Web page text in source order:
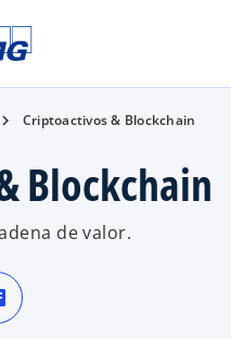
Criptoactivos & Blockchain
Blockchain
de valor.
e
a